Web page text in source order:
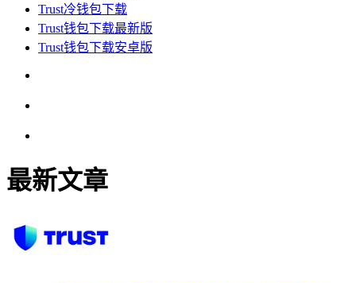
Trust冷钱包下载
Trust钱包下载最新版
Trust钱包下载安卓版
最新文章